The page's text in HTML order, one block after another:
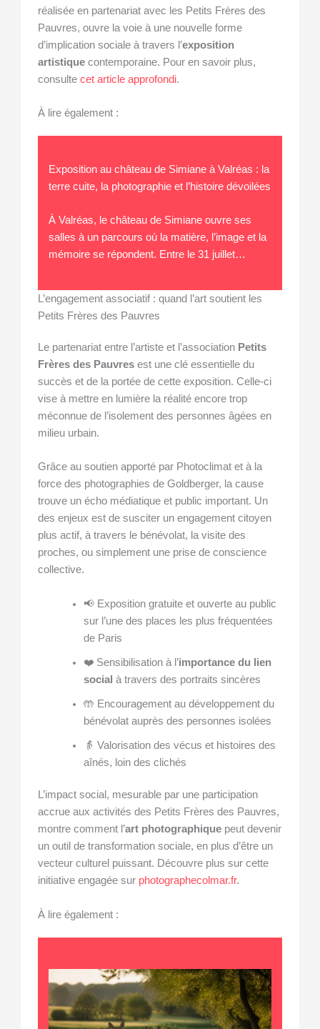
réalisée en partenariat avec les Petits Frères des
Pauvres, ouvre la voie à une nouvelle forme
d’implication sociale à travers l’exposition
artistique contemporaine. Pour en savoir plus,
consultecet article approfondi.
À lire également :
Exposition au château de Simiane à Valréas : la
terre cuite, la photographie et l’histoire dévoilées
À Valréas, le château de Simiane ouvre ses
salles à un parcours où la matière, l’image et la
mémoire se répondent. Entre le 31 juillet…
L’engagement associatif : quand l’art soutient les
Petits Frères des Pauvres
Le partenariat entre l’artiste et l’association Petits
Frères des Pauvres est une clé essentielle du
succès et de la portée de cette exposition. Celle-ci
vise à mettre en lumière la réalité encore trop
méconnue de l’isolement des personnes âgées en
milieu urbain.
Grâce au soutien apporté par Photoclimat et à la
force des photographies de Goldberger, la cause
trouve un écho médiatique et public important. Un
des enjeux est de susciter un engagement citoyen
plus actif, à travers le bénévolat, la visite des
proches, ou simplement une prise de conscience
collective.
📢 Exposition gratuite et ouverte au public
sur l’une des places les plus fréquentées
de Paris
❤️ Sensibilisation à l’importance du lien
social à travers des portraits sincères
🤲 Encouragement au développement du
bénévolat auprès des personnes isolées
👵 Valorisation des vécus et histoires des
aînés, loin des clichés
L’impact social, mesurable par une participation
accrue aux activités des Petits Frères des Pauvres,
montre comment l’art photographique peut devenir
un outil de transformation sociale, en plus d’être un
vecteur culturel puissant. Découvre plus sur cette
initiative engagée sur photographecolmar.fr.
À lire également :